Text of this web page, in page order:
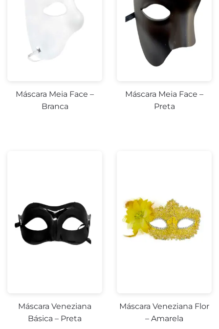
Máscara Meia Face –
Branca
Máscara Meia Face –
Preta
Máscara Veneziana
Básica – Preta
Máscara Veneziana Flor
– Amarela